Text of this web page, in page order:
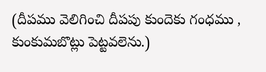
(దీపము వెలిగించి దీపపు కుందెకు గంధము ,
కుంకుమబొట్లు పెట్టవలెను.)